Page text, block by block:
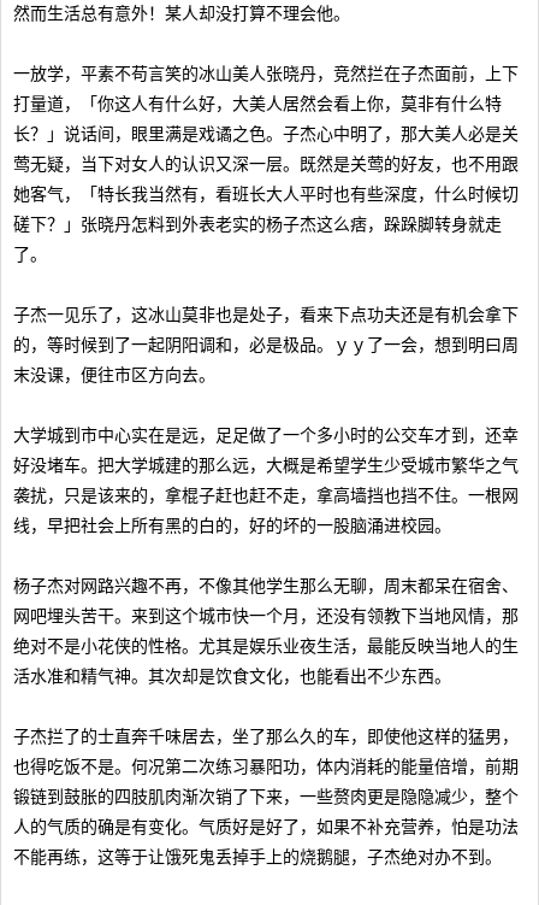
然而生活总有意外！某人却没打算不理会他。
一放学，平素不苟言笑的冰山美人张晓丹，竞然拦在子杰面前，上下
打量道，「你这人有什么好，大美人居然会看上你，莫非有什么特
长？」说话间，眼里满是戏谲之色。子杰心中明了，那大美人必是关
莺无疑，当下对女人的认识又深一层。既然是关莺的好友，也不用跟
她客气，「特长我当然有，看班长大人平时也有些深度，什么时候切
磋下？」张晓丹怎料到外表老实的杨子杰这么痞，跺跺脚转身就走
了。
子杰一见乐了，这冰山莫非也是处子，看来下点功夫还是有机会拿下
的，等时候到了一起阴阳调和，必是极品。ｙｙ了一会，想到明曰周
末没课，便往市区方向去。
大学城到市中心实在是远，足足做了一个多小时的公交车才到，还幸
好没堵车。把大学城建的那么远，大概是希望学生少受城市繁华之气
袭扰，只是该来的，拿棍子赶也赶不走，拿高墙挡也挡不住。一根网
线，早把社会上所有黑的白的，好的坏的一股脑涌进校园。
杨子杰对网路兴趣不再，不像其他学生那么无聊，周末都呆在宿舍、
网吧埋头苦干。来到这个城市快一个月，还没有领教下当地风情，那
绝对不是小花侠的性格。尤其是娱乐业夜生活，最能反映当地人的生
活水准和精气神。其次却是饮食文化，也能看出不少东西。
子杰拦了的士直奔千味居去，坐了那么久的车，即使他这样的猛男，
也得吃饭不是。何况第二次练习暴阳功，体内消耗的能量倍增，前期
锻链到鼓胀的四肢肌肉渐次销了下来，一些赘肉更是隐隐减少，整个
人的气质的确是有变化。气质好是好了，如果不补充营养，怕是功法
不能再练，这等于让饿死鬼丢掉手上的烧鹅腿，子杰绝对办不到。